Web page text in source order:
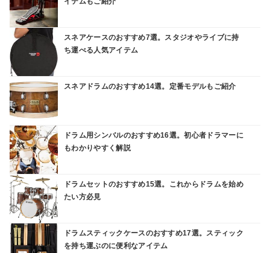
スネアケースのおすすめ7選。スタジオやライブに持
ち運べる人気アイテム
スネアドラムのおすすめ14選。定番モデルもご紹介
ドラム用シンバルのおすすめ16選。初心者ドラマーに
もわかりやすく解説
ドラムセットのおすすめ15選。これからドラムを始め
たい方必見
ドラムスティックケースのおすすめ17選。スティック
を持ち運ぶのに便利なアイテム